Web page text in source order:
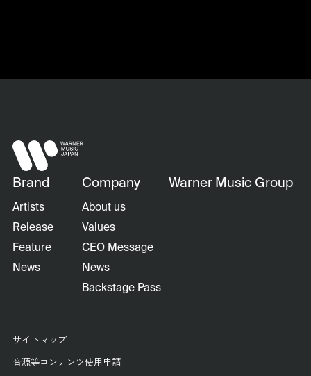
Brand
Artists
Release
Feature
News
Company
About us
Values
CEO Message
News
Backstage Pass
Warner Music Group
サイトマップ
音源等コンテンツ使用申請